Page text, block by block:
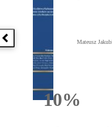
Poprzednia książka
10%Rabatu
Mateusz